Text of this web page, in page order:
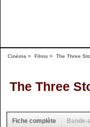
Cinéma > Films > The Three
The Three
Fiche complète Bande-